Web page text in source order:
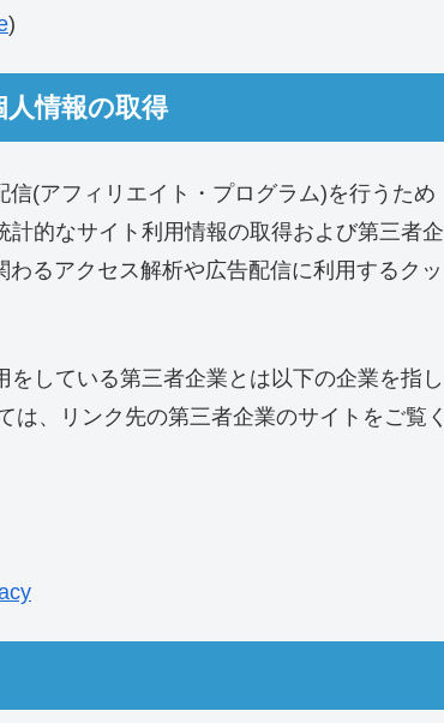
)
情報の取得
(アフィリエイト・プログラム)を行うため
的なサイト利用情報の取得および第三者企
るアクセス解析や広告配信に利用するクッ
している第三者企業とは以下の企業を指し
は、リンク先の第三者企業のサイトをご覧く